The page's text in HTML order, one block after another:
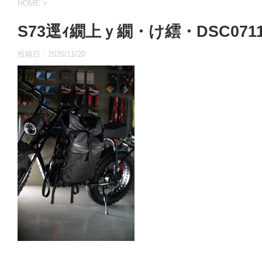
HOME >
S73逕ｨ繝上ｙ繝・け繧・
投稿日： 2020/11/20